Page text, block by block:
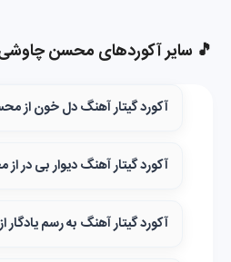
🎵 سایر آکوردهای محسن
آکورد گیتار آهنگ دل خون از
آکورد گیتار آهنگ دیوار بی در
آکورد گیتار آهنگ به رسم